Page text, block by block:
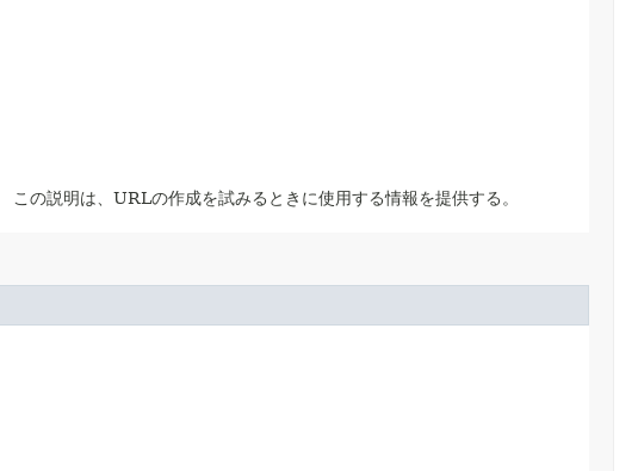
この説明は、URLの作成を試みるときに使用する情報を提供する。